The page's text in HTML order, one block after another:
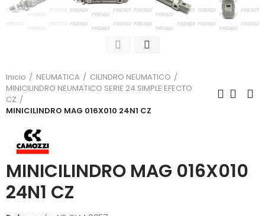
Inicio NEUMATICA
CILINDRO NEUMATICO
MINICILINDRO NEUMATICO SERIE 24 SIMPLE EFECTO
CZ
MINICILINDRO MAG 016X010 24N1 CZ
MINICILINDRO MAG 016X010
24N1 CZ